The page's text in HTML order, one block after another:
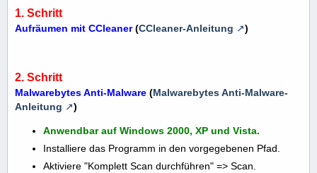
1. Schritt
Aufräumen mit CCleaner(CCleaner-Anleitung )
2. Schritt
Malwarebytes Anti-Malware (Malwarebytes Anti-Malware-
Anleitung
)
Anwendbar auf Windows 2000, XP und Vista.
Installiere das Programm in den vorgegebenen Pfad.
Aktiviere "Komplett Scan durchführen" => Scan.